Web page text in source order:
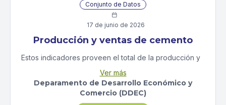
Conjunto de Datos

17 de junio de 2026
Producción y ventas de cemento
Estos indicadores proveen el total de la producción y
miden en sacos de 94 lbs.
Ver más
Deparamento de Desarrollo Económico y
Comercio (DDEC)